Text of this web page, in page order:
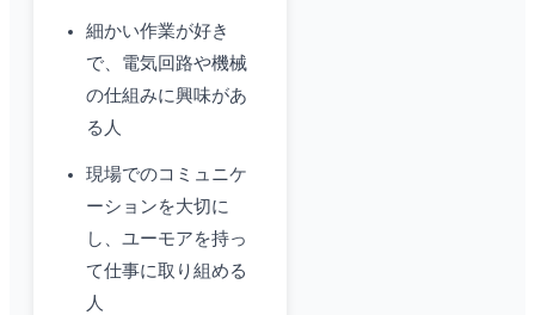
細かい作業が好き
で、電気回路や機械
の仕組みに興味があ
る人
現場でのコミュニケ
ーションを大切に
し、ユーモアを持っ
て仕事に取り組める
人